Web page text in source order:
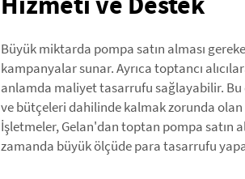
Büyük miktarda pompa satın alması
kampanyalar sunar. Ayrıca toptancı
anlamda maliyet tasarrufu sağlayabilir.
ve bütçeleri dahilinde kalmak zorunda
İşletmeler, Gelan'dan toptan pompa satın
zamanda büyük ölçüde para tasarrufu